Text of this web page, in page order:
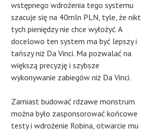
wstępnego wdrożenia tego systemu
szacuje się na 40mln PLN, tyle, że nikt
tych pieniędzy nie chce wyłożyć. A
docelowo ten system ma być lepszy i
tańszy niż Da Vinci. Ma pozwalać na
większą precyzję i szybsze
wykonywanie zabiegów niż Da Vinci.
Zamiast budować rdzawe monstrum
można było zasponsorować końcowe
testy i wdrożenie Robina, otwarcie mu